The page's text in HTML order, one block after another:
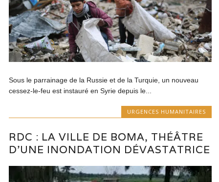
Sous le parrainage de la Russie et de la Turquie, un nouveau
cessez-le-feu est instauré en Syrie depuis le...
URGENCES HUMANITAIRES
RDC : LA VILLE DE BOMA, THÉÂTRE
D’UNE INONDATION DÉVASTATRICE